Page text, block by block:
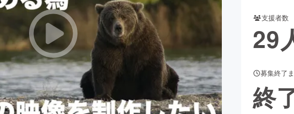
チャレンジ ビューティー・ヘルスケア
性化
CAMPFIRE for Social GoodCAMPFIRE Creation
CAMPFIREふるさと納税machi-yaコミュニティ
支援者数
29
募集終了
終